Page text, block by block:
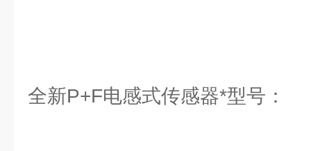
全新P+F电感式传感器*型号：